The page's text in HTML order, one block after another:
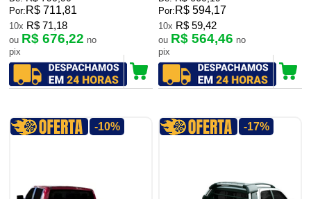
Por: R$ 711,81
10x R$ 71,18
ou R$ 676,22 no
pix
Por: R$ 594,17
10x R$ 59,42
ou R$ 564,46 no
pix
-10% -17%